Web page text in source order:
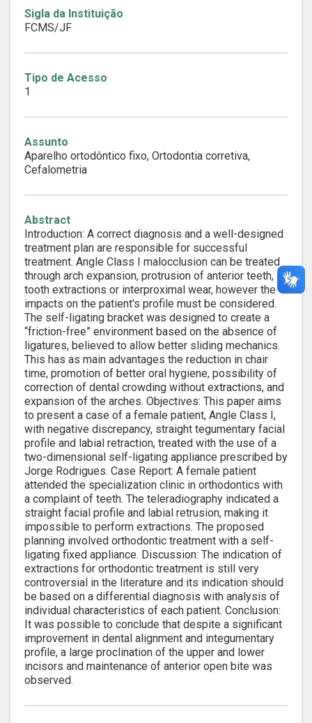
Sigla da Instituição
FCMS/JF
Tipo de Acesso
1
Assunto
Aparelho ortodôntico fixo, Ortodontia corretiva,
Cefalometria
Abstract
Introduction: A correct diagnosis and a well-designed
treatment plan are responsible for successful
treatment. Angle Class I malocclusion can be treated
through arch expansion, protrusion of anterior teeth,
tooth extractions or interproximal wear, however the
impacts on the patient's profile must be considered.
The self-ligating bracket was designed to create a
“friction-free” environment based on the absence of
ligatures, believed to allow better sliding mechanics.
This has as main advantages the reduction in chair
time, promotion of better oral hygiene, possibility of
correction of dental crowding without extractions, and
expansion of the arches. Objectives: This paper aims
to present a case of a female patient, Angle Class I,
with negative discrepancy, straight tegumentary facial
profile and labial retraction, treated with the use of a
two-dimensional self-ligating appliance prescribed by
Jorge Rodrigues. Case Report: A female patient
attended the specialization clinic in orthodontics with
a complaint of teeth. The teleradiography indicated a
straight facial profile and labial retrusion, making it
impossible to perform extractions. The proposed
planning involved orthodontic treatment with a self-
ligating fixed appliance. Discussion: The indication of
extractions for orthodontic treatment is still very
controversial in the literature and its indication should
be based on a differential diagnosis with analysis of
individual characteristics of each patient. Conclusion:
It was possible to conclude that despite a significant
improvement in dental alignment and integumentary
profile, a large proclination of the upper and lower
incisors and maintenance of anterior open bite was
observed.